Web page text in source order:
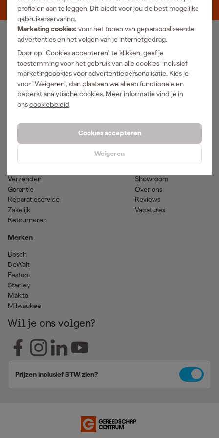
profielen aan te leggen. Dit biedt voor jou de best mogelijke
gebruikerservaring.
Marketing cookies: voor het tonen van gepersonaliseerde
advertenties en het volgen van je internetgedrag.
Door op "Cookies accepteren" te klikken, geef je
toestemming voor het gebruik van alle cookies, inclusief
marketingcookies voor advertentiepersonalisatie. Kies je
voor "Weigeren", dan plaatsen we alleen functionele en
beperkt analytische cookies. Meer informatie vind je in
onscookiebeleid.
Cookies accepteren
Weigeren
Luchtgereedschap
Elektra
Reiniging
Klimaatbeheersing
Bevestigingsmateriaal
Transport en werkplaats
Handgereedschap
Meetgereedschap
Elektrisch gereedschap
Accu gereedschap
Verf & verfbenodigdheden
Hulp & contact
Verzenden
Garantie
Reparatieservice
Zakelijk
Retourneren
Merken
Bosch
DeWalt
Festool
Stanley
Makita
Milwaukee
Gereedschapcentrum
Showroom
Over ons
Reviews
Vacatures
Wil je ons volgen?
Prijzen inclusief BTW zien?